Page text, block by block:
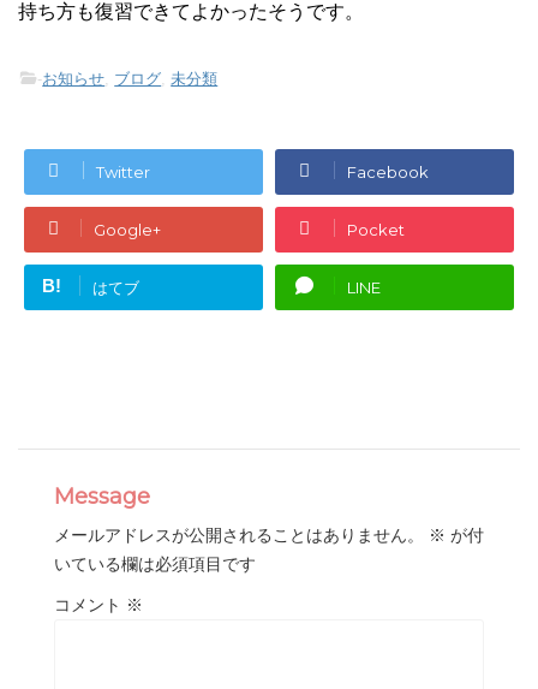
持ち方も復習できてよかったそうです。
-お知らせ, ブログ,未分類
Twitter Facebook
Google+ Pocket
B! はてブ LINE
Message
メールアドレスが公開されることはありません。 ※ が付
いている欄は必須項目です
コメント ※